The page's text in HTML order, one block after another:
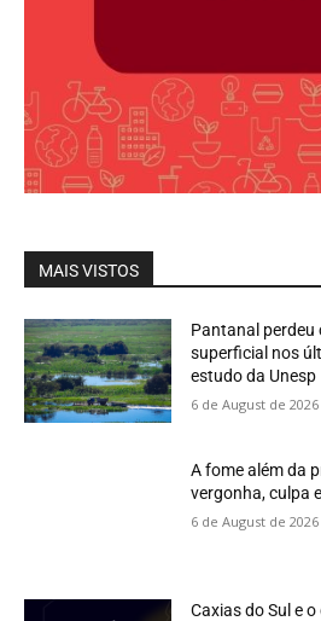
MAIS VISTOS
Pantanal perdeu
superficial nos
estudo da Unesp
6 de August de 2026
A fome além da
vergonha, culpa
6 de August de 2026
Caxias do Sul e